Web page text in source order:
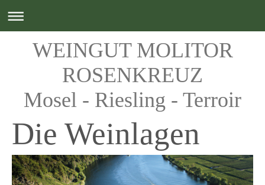
WEINGUT MOLITOR
ROSENKREUZ
Mosel - Riesling - Terroir
Die Weinlagen